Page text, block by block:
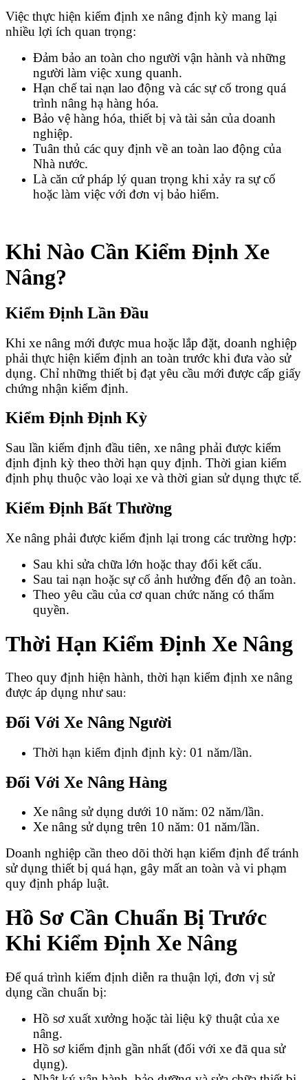
Việc thực hiện kiểm định xe nâng định kỳ mang lại
nhiều lợi ích quan trọng:
Đảm bảo an toàn cho người vận hành và những
người làm việc xung quanh.
Hạn chế tai nạn lao động và các sự cố trong quá
trình nâng hạ hàng hóa.
Bảo vệ hàng hóa, thiết bị và tài sản của doanh
nghiệp.
Tuân thủ các quy định về an toàn lao động của
Nhà nước.
Là căn cứ pháp lý quan trọng khi xảy ra sự cố
hoặc làm việc với đơn vị bảo hiểm.
Khi Nào Cần Kiểm Định Xe
Nâng?
Kiểm Định Lần Đầu
Khi xe nâng mới được mua hoặc lắp đặt, doanh nghiệp
phải thực hiện kiểm định an toàn trước khi đưa vào sử
dụng. Chỉ những thiết bị đạt yêu cầu mới được cấp giấy
chứng nhận kiểm định.
Kiểm Định Định Kỳ
Sau lần kiểm định đầu tiên, xe nâng phải được kiểm
định định kỳ theo thời hạn quy định. Thời gian kiểm
định phụ thuộc vào loại xe và thời gian sử dụng thực tế.
Kiểm Định Bất Thường
Xe nâng phải được kiểm định lại trong các trường hợp:
Sau khi sửa chữa lớn hoặc thay đổi kết cấu.
Sau tai nạn hoặc sự cố ảnh hưởng đến độ an toàn.
Theo yêu cầu của cơ quan chức năng có thẩm
quyền.
Thời Hạn Kiểm Định Xe Nâng
Theo quy định hiện hành, thời hạn kiểm định xe nâng
được áp dụng như sau:
Đối Với Xe Nâng Người
Thời hạn kiểm định định kỳ: 01 năm/lần.
Đối Với Xe Nâng Hàng
Xe nâng sử dụng dưới 10 năm: 02 năm/lần.
Xe nâng sử dụng trên 10 năm: 01 năm/lần.
Doanh nghiệp cần theo dõi thời hạn kiểm định để tránh
sử dụng thiết bị quá hạn, gây mất an toàn và vi phạm
quy định pháp luật.
Hồ Sơ Cần Chuẩn Bị Trước
Khi Kiểm Định Xe Nâng
Để quá trình kiểm định diễn ra thuận lợi, đơn vị sử
dụng cần chuẩn bị:
Hồ sơ xuất xưởng hoặc tài liệu kỹ thuật của xe
nâng.
Hồ sơ kiểm định gần nhất (đối với xe đã qua sử
dụng).